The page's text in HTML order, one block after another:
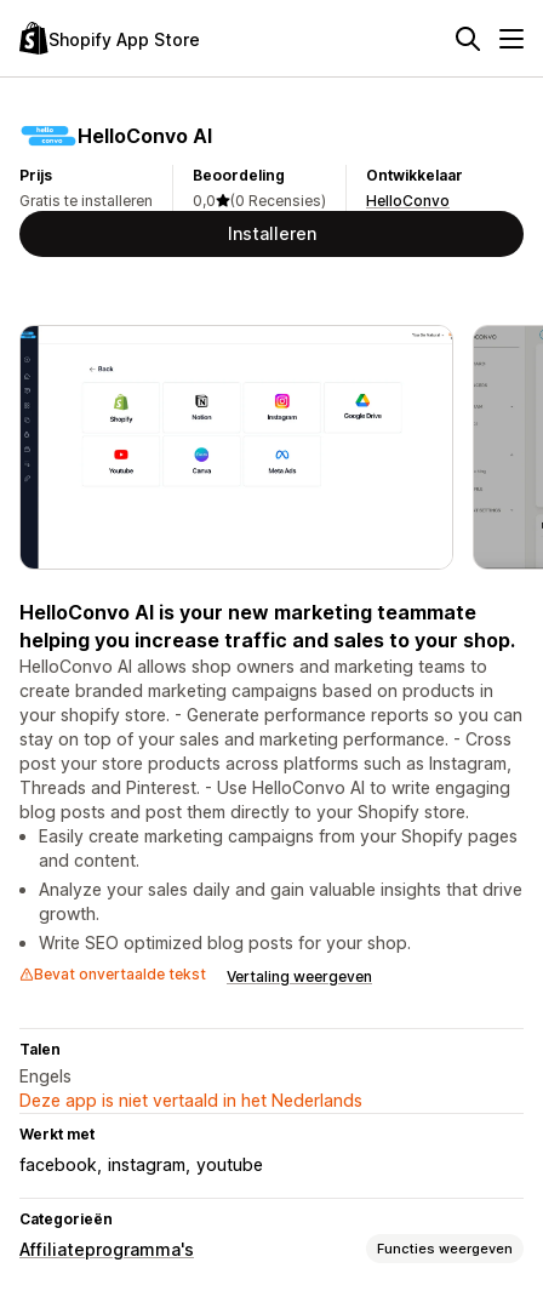
Shopify App Store
HelloConvo AI
Prijs
Gratis te installeren
Beoordeling
0,0
(0 Recensies)
Ontwikkelaar
HelloConvo
Installeren
HelloConvo AI is your new marketing teammate
helping you increase traffic and sales to your shop.
HelloConvo AI allows shop owners and marketing teams to
create branded marketing campaigns based on products in
your shopify store. - Generate performance reports so you can
stay on top of your sales and marketing performance. - Cross
post your store products across platforms such as Instagram,
Threads and Pinterest. - Use HelloConvo AI to write engaging
blog posts and post them directly to your Shopify store.
Easily create marketing campaigns from your Shopify pages
and content.
Analyze your sales daily and gain valuable insights that drive
growth.
Write SEO optimized blog posts for your shop.
Bevat onvertaalde tekst Vertaling weergeven
Talen
Engels
Deze app is niet vertaald in het Nederlands
Werkt met
facebook instagram youtube
Categorieën
Affiliateprogramma's Functies weergeven